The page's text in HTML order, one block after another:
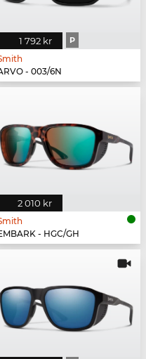
1 792 kr P
- 003/6N
2 010 kr
- HGC/GH